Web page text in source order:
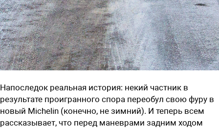
Напоследок реальная история: некий частник в
результате проигранного спора переобул свою фуру в
новый Michelin (конечно, не зимний). И теперь всем
рассказывает, что перед маневрами задним ходом